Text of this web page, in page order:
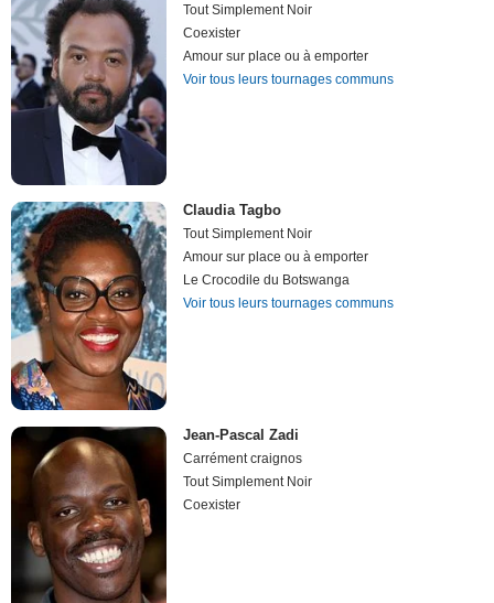
Tout Simplement Noir
Coexister
Amour sur place ou à emporter
Voir tous leurs tournages communs
Claudia Tagbo
Tout Simplement Noir
Amour sur place ou à emporter
Le Crocodile du Botswanga
Voir tous leurs tournages communs
Jean-Pascal Zadi
Carrément craignos
Tout Simplement Noir
Coexister